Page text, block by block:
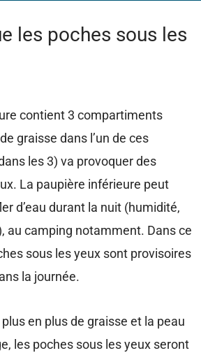
les poches sous les
contient 3 compartiments
graisse dans l’un de ces
les 3) va provoquer des
La paupière inférieure peut
d’eau durant la nuit (humidité,
au camping notamment. Dans ce
sous les yeux sont provisoires
la journée.
en plus de graisse et la peau
les poches sous les yeux seront